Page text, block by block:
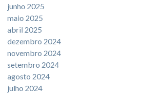
junho 2025
maio 2025
abril 2025
dezembro 2024
novembro 2024
setembro 2024
agosto 2024
julho 2024